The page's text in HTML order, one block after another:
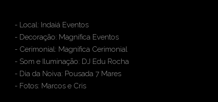
- Local: Indaiá Eventos
- Decoração: Magnífica Eventos
- Cerimonial: Magnífica Cerimonial
- Som e Iluminação: DJ Edu Rocha
- Dia da Noiva: Pousada 7 Mares
- Fotos: Marcos e Cris